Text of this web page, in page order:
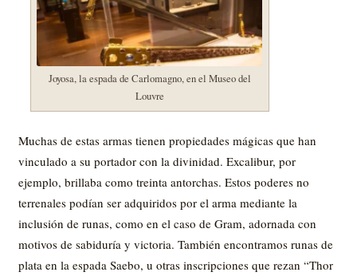
Joyosa, la espada de Carlomagno, en el Museo del
Louvre
Muchas de estas armas tienen propiedades mágicas que han
vinculado a su portador con la divinidad. Excalibur, por
ejemplo, brillaba como treinta antorchas. Estos poderes no
terrenales podían ser adquiridos por el arma mediante la
inclusión de runas, como en el caso de Gram, adornada con
motivos de sabiduría y victoria. También encontramos runas de
plata en la espada Saebo, u otras inscripciones que rezan “Thor